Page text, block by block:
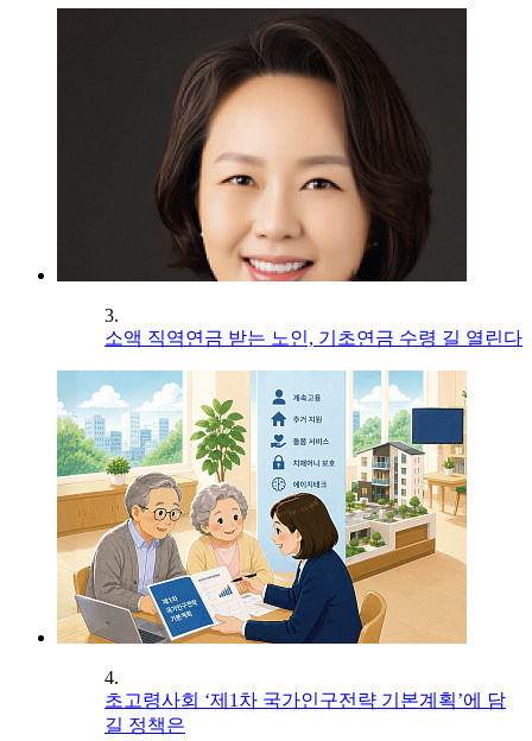
3.
소액 직역연금 받는 노인, 기초연금 수령 길 열린다
4.
초고령사회 ‘제1차 국가인구전략 기본계획’에 담
길 정책은